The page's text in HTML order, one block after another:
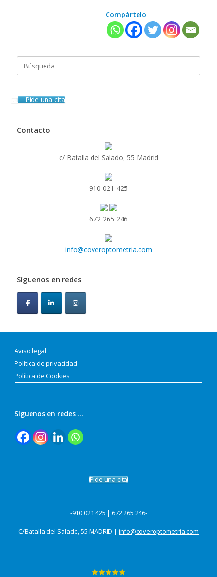
Compártelo
Buscar:
Pide una cita
Contacto
c/ Batalla del Salado, 55 Madrid
910 021 425
672 265 246
info@coveroptometria.com
Síguenos en redes
Aviso legal
Política de privacidad
Política de Cookies
Síguenos en redes …
Pide una cita
-910 021 425 | 672 265 246-
C/Batalla del Salado, 55 MADRID | info@coveroptometria.com